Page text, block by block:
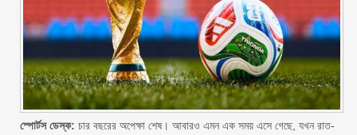
স্পোর্টস ডেস্ক: চার বছরের অপেক্ষা শেষ। আবারও এমন এক সময় এসে গেছে, যখন রাত-